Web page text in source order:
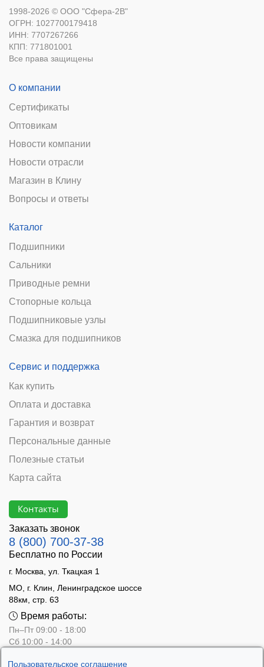
Пользовательское соглашение
1998-2026 © ООО "Сфера-2В"
ОГРН: 1027700179418
ИНН: 7707267266
КПП: 771801001
Все права защищены
О компании
Сертификаты
Оптовикам
Новости компании
Новости отрасли
Магазин в Клину
Вопросы и ответы
Каталог
Подшипники
Сальники
Приводные ремни
Стопорные кольца
Подшипниковые узлы
Смазка для подшипников
Сервис и поддержка
Как купить
Оплата и доставка
Гарантия и возврат
Персональные данные
Полезные статьи
Карта сайта
Контакты
Заказать звонок
8 (800) 700-37-38
Бесплатно по России
г. Москва, ул. Ткацкая 1
МО, г. Клин, Ленинградское шоссе
88км, стр. 63
Время работы:
Пн–Пт 09:00 - 18:00
Сб 10:00 - 14:00